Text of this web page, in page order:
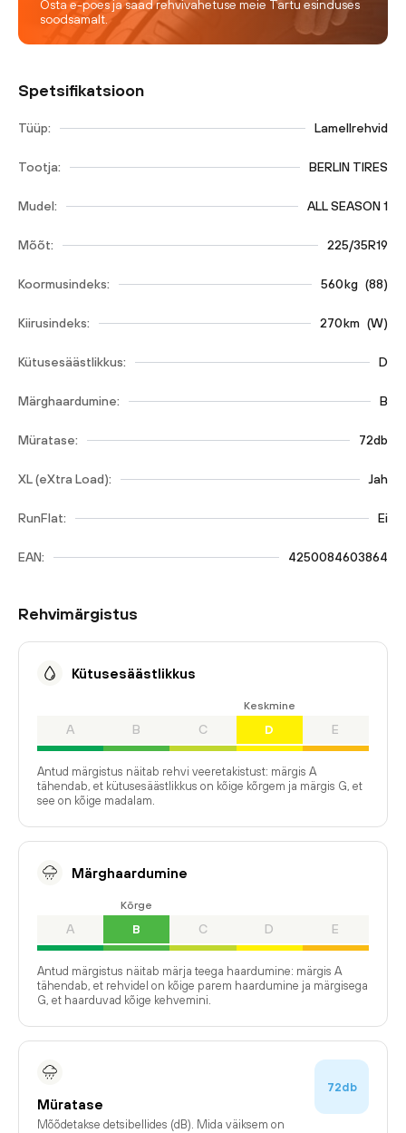
Osta e-poes ja saad rehvivahetuse meie Tartu esinduses
soodsamalt.
Spetsifikatsioon
Tüüp: Lamellrehvid
Tootja: BERLIN TIRES
Mudel: ALL SEASON 1
Mõõt: 225/35R19
Koormusindeks: 560kg (88)
Kiirusindeks: 270km (W)
Kütusesäästlikkus: D
Märghaardumine: B
Müratase: 72db
XL (eXtra Load): Jah
RunFlat: Ei
EAN: 4250084603864
Rehvimärgistus
Kütusesäästlikkus
A B C
Keskmine
D E
Antud märgistus näitab rehvi veeretakistust: märgis A
tähendab, et kütusesäästlikkus on kõige kõrgem ja märgis G, et
see on kõige madalam.
Märghaardumine
A
Kõrge
B C D E
Antud märgistus näitab märja teega haardumine: märgis A
tähendab, et rehvidel on kõige parem haardumine ja märgisega
G, et haarduvad kõige kehvemini.
Müratase
Mõõdetakse detsibellides (dB). Mida väiksem on
72db